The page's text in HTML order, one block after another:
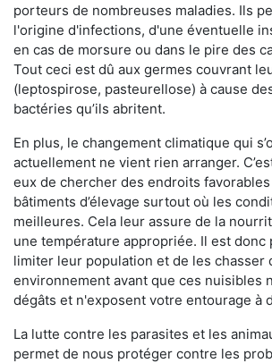
porteurs de nombreuses maladies. Ils
l'origine d'infections, d'une éventuelle
en cas de morsure ou dans le pire des
Tout ceci est dû aux germes couvrant
(leptospirose, pasteurellose) à cause
bactéries qu’ils abritent.
En plus, le changement climatique qui
actuellement ne vient rien arranger.
eux de chercher des endroits
bâtiments d’élevage surtout où les
meilleures. Cela leur assure de la
une température appropriée. Il est donc
limiter leur population et de les chasser
environnement avant que ces nuisibles
dégâts et n'exposent votre entourage à
La lutte contre les parasites et les
permet de nous protéger contre les